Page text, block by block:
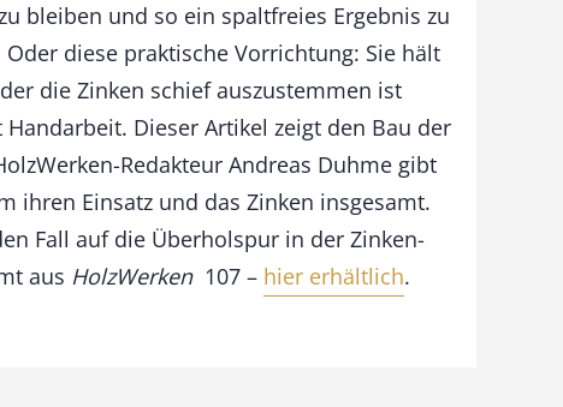
bleiben und so ein spaltfreies Ergebnis zu
diese praktische Vorrichtung: Sie hält
die Zinken schief auszustemmen ist
Dieser Artikel zeigt den Bau der
Redakteur Andreas Duhme gibt
ihren Einsatz und das Zinken insgesamt.
Fall auf die Überholspur in der Zinken-
aus HolzWerken 107 – hier erhältlich.